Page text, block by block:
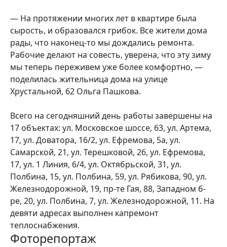
— На протяжении многих лет в квартире была
сырость, и образовался грибок. Все жители дома
рады, что наконец-то мы дождались ремонта.
Рабочие делают на совесть, уверена, что эту зиму
мы теперь переживем уже более комфортно, —
поделилась жительница дома на улице
Хрустальной, 62 Ольга Пашкова.
Всего на сегодняшний день работы завершены на
17 объектах: ул. Московское шоссе, 63, ул. Артема,
17, ул. Доватора, 16/2, ул. Ефремова, 5а, ул.
Самарской, 21, ул. Терешковой, 26, ул. Ефремова,
17, ул. 1 Линия, 6/4, ул. Октябрьской, 31, ул.
Полбина, 15, ул. Полбина, 59, ул. Рябикова, 90, ул.
Железнодорожной, 19, пр-те Гая, 88, Западном б-
ре, 20, ул. Полбина, 7, ул. Железнодорожной, 11. На
девяти адресах выполнен капремонт
теплоснабжения.
Фоторепортаж